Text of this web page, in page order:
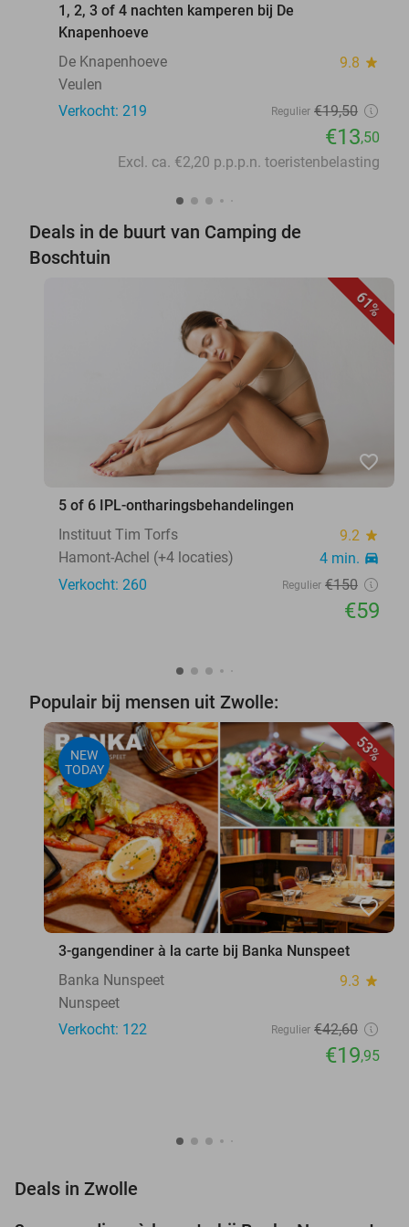
1, 2, 3 of 4 nachten kamperen bij De
Knapenhoeve
De Knapenhoeve
9.8 star
Veulen
Verkocht: 219
Regulier €19,50
€13,50
Excl. ca. €2,20 p.p.p.n. toeristenbelasting
Deals in de buurt van Camping de
Boschtuin
61%
favorite_border
5 of 6 IPL-ontharingsbehandelingen
Instituut Tim Torfs
9.2 star
Hamont-Achel (+4 locaties) 4 min. directions_car
Verkocht: 260 Regulier €150
€59
Populair bij mensen uit Zwolle:
53%
NEW
TODAY
favorite_border
3-gangendiner à la carte bij Banka Nunspeet
Banka Nunspeet
9.3 star
Nunspeet
Verkocht: 122
Regulier €42,60
€19,95
Deals in Zwolle